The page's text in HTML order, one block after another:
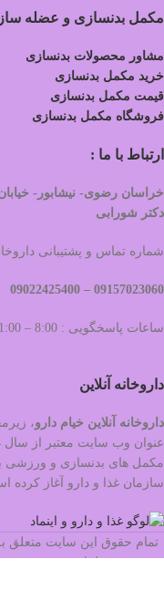
مکمل بدنسازی و عضله
مشاور محصولات بدنسازی
خرید مکمل بدنسازی
قیمت مکمل بدنسازی
فروشگاه مکمل بدنسازی
ارتباط با ما :
خراسان رضوی- نیشابور-
دکتر شورابی
شماره تماس و پشتیبانی
09157023060 –
ساعات پاسخگویی : 8:00 – 21:00
داروخانه آنلاین
داروخانه آنلاین خیام دارو،
مکمل های بدنسازی و ورزشی
سازمان غذا و دارو آغاز کرده
تمام حقوق این سایت متعلق
طراحی و سئو